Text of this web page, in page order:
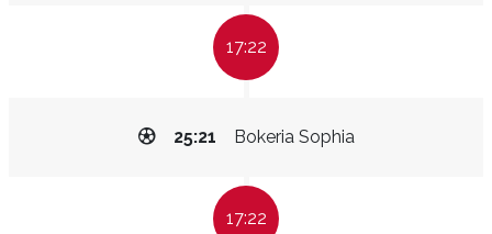
17:22
Bokeria Sophia
25:21
17:22